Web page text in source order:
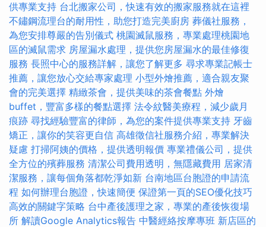
供專業支持 台北搬家公司，快速有效的搬家服務就在這裡
不鏽鋼流理台的耐用性，助您打造完美廚房 葬儀社服務，
為您安排尊嚴的告別儀式 桃園滅鼠服務，專業處理桃園地
區的滅鼠需求 房屋漏水處理，提供您房屋漏水的最佳修復
服務 長照中心的服務詳解，讓您了解更多 尋求專業記帳士
推薦，讓您放心交給專家處理 小型外燴推薦，適合親友聚
會的完美選擇 精緻茶會，提供美味的茶會餐點 外燴
buffet，豐富多樣的餐點選擇 法令紋醫美療程，減少歲月
痕跡 尋找經驗豐富的律師，為您的案件提供專業支持 牙齒
矯正，讓你的笑容更自信 高雄徵信社服務介紹，專業解決
疑慮 打掃阿姨的價格，提供透明報價 專業禮儀公司，提供
全方位的殯葬服務 清潔公司費用透明，無隱藏費用 居家清
潔服務，讓每個角落都乾淨如新 台南地區台胞證的申請流
程 如何辦理台胞證，快速簡便 保證第一頁的SEO優化技巧
高效的關鍵字策略 台中產後護理之家，專業的產後恢復場
所 解讀Google Analytics報告 中醫經絡按摩專班 新店區的